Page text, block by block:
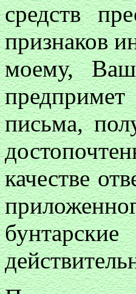
средств
признаков
моему,
письма,
качестве